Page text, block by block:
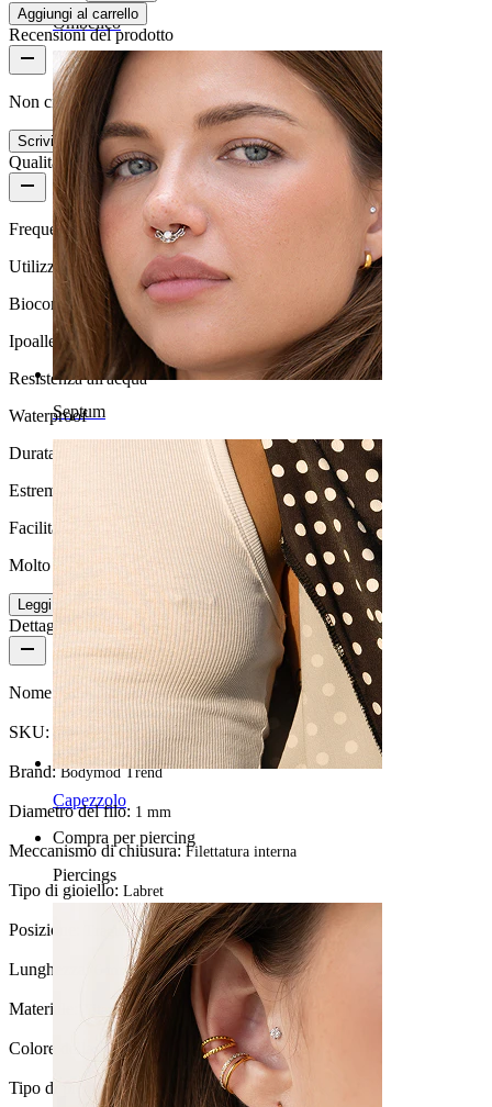
Ombelico
Septum
Capezzolo
Compra per piercing
Piercings
Aggiungi al carrello
Recensioni del prodotto
Non ci sono ancora recensioni per questo prodotto
Scrivi una recensione
Qualità del prodotto
Frequenza di utilizzo
Utilizzo quotidiano
Biocompatibilità
Ipoallergenico
Resistenza all'acqua
Waterproof
Durata
Estremamente durevole
Facilità d'uso
Molto facile
Leggi di più
Dettagli del prodotto
Nome: Labret in titanio con trio di pietre a forma di stella
SKU: Labret-273
Brand:Bodymod Trend
Diametro del filo: 1 mm
Meccanismo di chiusura: Filettatura interna
Tipo di gioiello: Labret
Posizione: Tragus, Lobo, Helix, Conch
Lunghezza: 6 mm
Materiale: Titanio
Colore della pietra:Trasparente
Tipo di pietra:Zirconia cubica